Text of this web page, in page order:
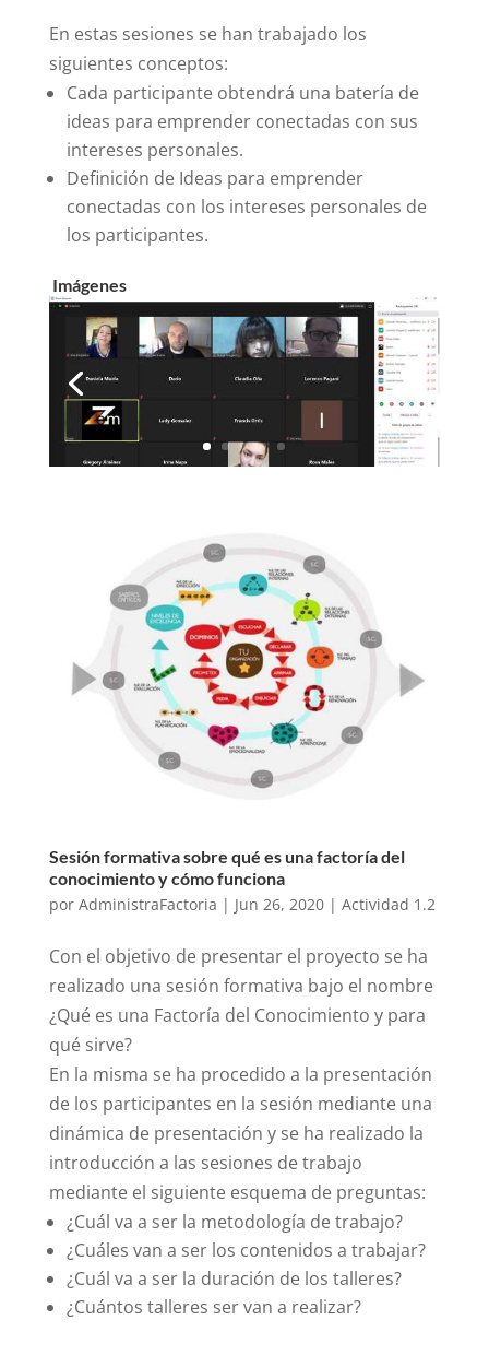
En estas sesiones se han trabajado los
siguientes conceptos:
Cada participante obtendrá una batería de
ideas para emprender conectadas con sus
intereses personales.
Definición de Ideas para emprender
conectadas con los intereses personales de
los participantes.
Imágenes
Sesión formativa sobre qué es una factoría del
conocimiento y cómo funciona
por AdministraFactoria | Jun 26, 2020| Actividad 1.2
Con el objetivo de presentar el proyecto se ha
realizado una sesión formativa bajo el nombre
¿Qué es una Factoría del Conocimiento y para
qué sirve?
En la misma se ha procedido a la presentación
de los participantes en la sesión mediante una
dinámica de presentación y se ha realizado la
introducción a las sesiones de trabajo
mediante el siguiente esquema de preguntas:
¿Cuál va a ser la metodología de trabajo?
¿Cuáles van a ser los contenidos a trabajar?
¿Cuál va a ser la duración de los talleres?
¿Cuántos talleres ser van a realizar?